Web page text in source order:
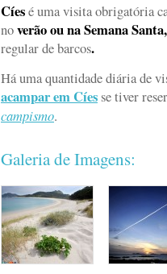
Cíesé uma visita obrigatória
noverão ou na Semana
regular de barcos.
Há uma quantidade diária de
acampar em Cíes se tiver
campismo.
Galeria de Imagens: